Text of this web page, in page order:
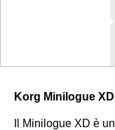
Korg Minilogue XD
Minilogue XD è